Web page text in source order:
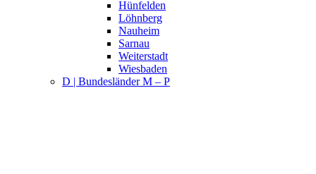
Hünfelden
Löhnberg
Nauheim
Sarnau
Weiterstadt
Wiesbaden
D | Bundesländer M – P